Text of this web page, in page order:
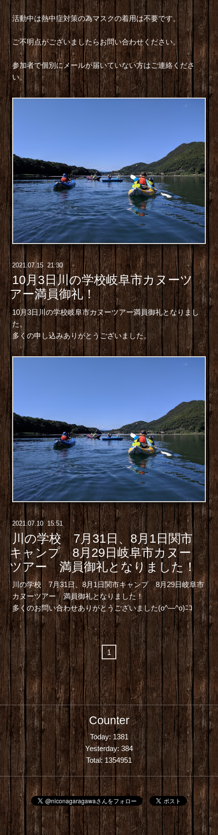
活動中は熱中症対策の為マスクの着用は不要です。
ご不明点がございましたらお問い合わせください。
参加者で個別にメールが届いていない方はご連絡くださ
い。
2021 07.15 21:30
10月3日川の学校岐阜市カヌーツ
アー満員御礼！
10月3日川の学校岐阜市カヌーツアー満員御礼となりまし
た。
多くの申し込みありがとうございました。
2021.07.10 15:51
川の学校 7月31日、8月1日関市
キャンプ 8月29日岐阜市カヌー
ツアー 満員御礼となりました！
川の学校 7月31日、8月1日関市キャンプ 8月29日岐阜市
カヌーツアー 満員御礼となりました！
多くのお問い合わせありがとうございました(o^―^o)ﾆｺ
1
Counter
Today:1381
Yesterday:384
Total:1354951